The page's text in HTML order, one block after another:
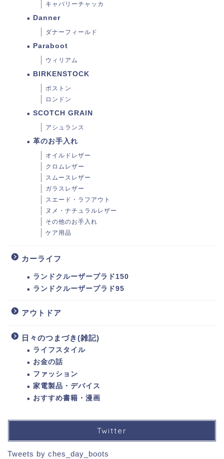
キャバリーチャッカ
Danner
ダナーフィールド
Paraboot
ウィリアム
BIRKENSTOCK
ボストン
ロンドン
SCOTCH GRAIN
アシュランス
革のお手入れ
オイルドレザー
クロムレザー
スムースレザー
ガラスレザー
スエード・ラフアウト
ヌメ・ナチュラルレザー
その他のお手入れ
ケア用品
カーライフ
ランドクルーザープラド150
ランドクルーザープラド95
アウトドア
日々のつまづき(雑記)
ライフスタイル
お金の話
ファッション
家電製品・デバイス
おすすめ書籍・漫画
Twitter
Tweets by ches_day_boots